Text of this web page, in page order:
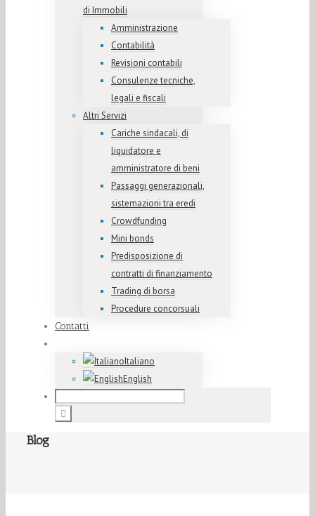
di Immobili
Amministrazione
Contabilità
Revisioni contabili
Consulenze tecniche,
legali e fiscali
Altri Servizi
Cariche sindacali, di
liquidatore e
amministratore di beni
Passaggi generazionali,
sistemazioni tra eredi
Crowdfunding
Mini bonds
Predisposizione di
contratti di finanziamento
Trading di borsa
Procedure concorsuali
Contatti
Italiano
English
Blog